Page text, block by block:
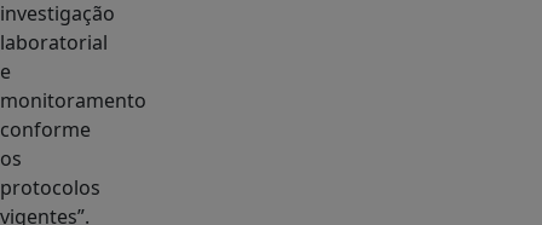
investigação
laboratorial
e
monitoramento
conforme
os
protocolos
vigentes”.